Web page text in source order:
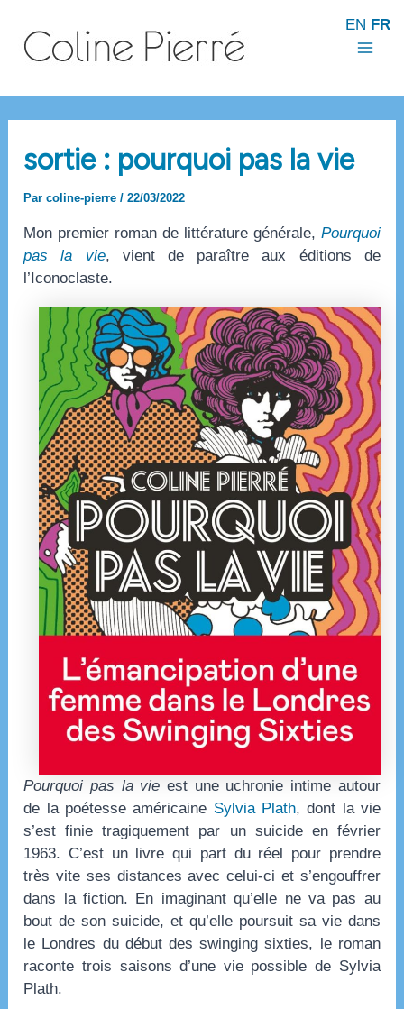
contenu
sortie : pourquoi pas la vie
Parcoline-pierre/22/03/2022
Mon premier roman de littérature générale, Pourquoi
pas la vie, vient de paraître aux éditions de
l’Iconoclaste.
Pourquoi pas la vie est une uchronie intime autour
de la poétesse américaine Sylvia Plath, dont la vie
s’est finie tragiquement par un suicide en février
1963. C’est un livre qui part du réel pour prendre
très vite ses distances avec celui-ci et s’engouffrer
dans la fiction. En imaginant qu’elle ne va pas au
bout de son suicide, et qu’elle poursuit sa vie dans
le Londres du début des swinging sixties, le roman
raconte trois saisons d’une vie possible de Sylvia
Plath.
EN FR